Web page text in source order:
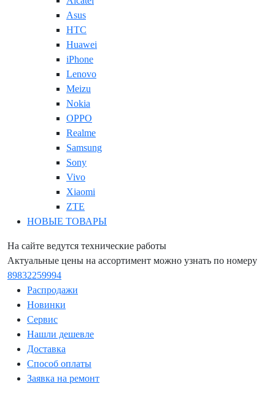
Asus
HTC
Huawei
iPhone
Lenovo
Meizu
Nokia
OPPO
Realme
Samsung
Sony
Vivo
Xiaomi
ZTE
НОВЫЕ ТОВАРЫ
На сайте ведутся технические работы
Актуальные цены на ассортимент можно узнать по номеру
89832259994
Распродажи
Новинки
Сервис
Нашли дешевле
Доставка
Способ оплаты
Заявка на ремонт